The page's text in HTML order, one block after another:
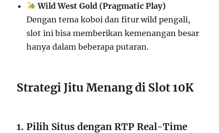
Wild West Gold (Pragmatic Play)
Dengan tema koboi dan fitur wild pengali,
slot ini bisa memberikan kemenangan besar
hanya dalam beberapa putaran.
Strategi Jitu Menang di Slot 10K
1. Pilih Situs dengan RTP Real-Time